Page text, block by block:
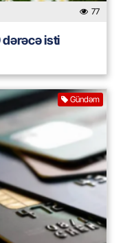
77
isti
Gündəm